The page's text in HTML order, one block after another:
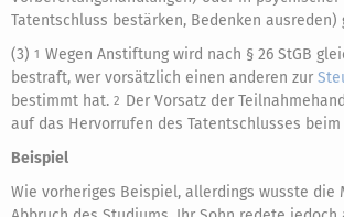
Tatentschluss bestärken, Bedenken ausreden)
(3) 1 Wegen Anstiftung wird nach § 26 StGB
bestraft, wer vorsätzlich einen anderen zur
bestimmt hat. 2 Der Vorsatz der
auf das Hervorrufen des Tatentschlusses
Beispiel
Wie vorheriges Beispiel, allerdings wusste die